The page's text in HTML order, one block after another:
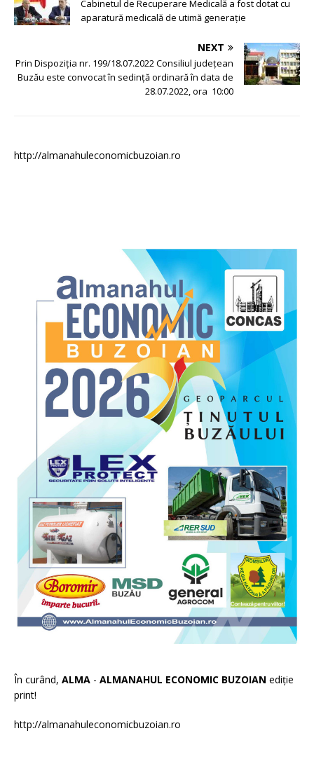
Cabinetul de Recuperare Medicală a fost dotat cu
aparatură medicală de utimă generație
NEXT
Prin Dispoziția nr. 199/18.07.2022 Consiliul județean
Buzău este convocat în sedință ordinară în data de
28.07.2022, ora 10:00
http://almanahuleconomicbuzoian.ro
În curând, ALMA - ALMANAHUL ECONOMIC BUZOIAN ediție
print!
http://almanahuleconomicbuzoian.ro